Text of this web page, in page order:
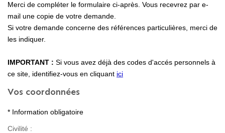
Maisons
Dossier De Candidature
ESTIMER
Merci de compléter le formulaire ci-après. Vous recevrez par e-
mail une copie de votre demande.
Si votre demande concerne des références particulières, merci de
les indiquer.
IMPORTANT : Si vous avez déjà des codes d'accés personnels à
ce site, identifiez-vous en cliquant ici
Vos coordonnées
* Information obligatoire
Civilité :